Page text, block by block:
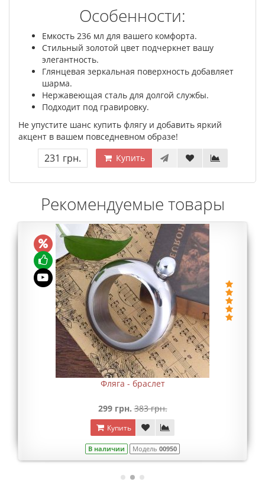
Особенности:
Емкость 236 мл для вашего комфорта.
Стильный золотой цвет подчеркнет вашу
элегантность.
Глянцевая зеркальная поверхность добавляет
шарма.
Нержавеющая сталь для долгой службы.
Подходит под гравировку.
Не упустите шанс купить флягу и добавить яркий
акцент в вашем повседневном образе!
231 грн. Купить
Рекомендуемые товары
Фляга - браслет
299 грн. 383 грн.
Купить
В наличии Модель 00950